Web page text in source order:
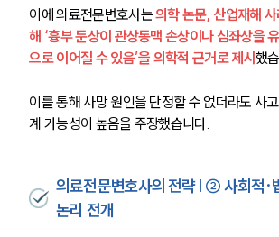
이에 의료전문변호사는 의학 논문, 산업재해
해 ‘흉부 둔상이 관상동맥 손상이나 심좌상을
으로 이어질 수 있음’을 의학적 근거로 제시했
이를 통해 사망 원인을 단정할 수 없더라도 사
계 가능성이 높음을 주장했습니다.
의료전문변호사의 전략 | ② 사회적·
논리 전개